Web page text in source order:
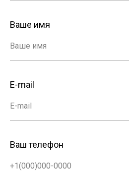
Ваше имя
Ваше имя
E-mail
E-mail
Ваш телефон
+1(000)000-0000